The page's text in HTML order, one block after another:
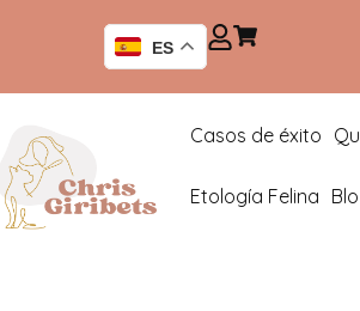
ES
Casos de éxito
Etología Felina